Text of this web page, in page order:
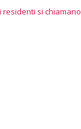
residenti si chiamano